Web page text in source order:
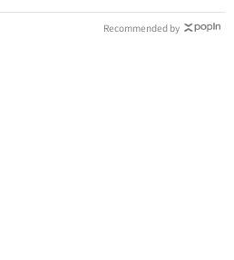
Recommended by